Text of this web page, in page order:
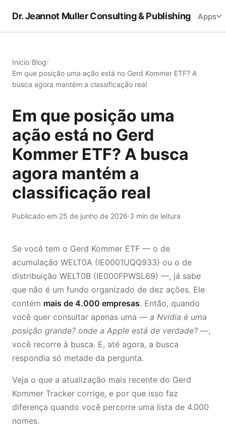
Dr. Jeannot Muller Consulting & Publishing Apps
Início/Blog/
Em que posição uma ação está no Gerd Kommer ETF? A
busca agora mantém a classificação real
Em que posição uma
ação está no Gerd
Kommer ETF? A busca
agora mantém a
classificação real
Publicado em 25 de junho de 2026·3 min de leitura
Se você tem o Gerd Kommer ETF — o de
acumulação WELT0A (IE0001UQQ933) ou o de
distribuição WELT0B (IE000FPWSL69) —, já sabe
que não é um fundo organizado de dez ações. Ele
contém mais de 4.000 empresas. Então, quando
você quer consultar apenas uma — a Nvidia é uma
posição grande? onde a Apple está de verdade? —,
você recorre à busca. E, até agora, a busca
respondia só metade da pergunta.
Veja o que a atualização mais recente do Gerd
Kommer Tracker corrige, e por que isso faz
diferença quando você percorre uma lista de 4.000
nomes.